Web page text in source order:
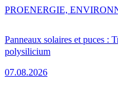
Panneaux solaires et puces :
polysilicium
07.08.2026
PROENERGIE,